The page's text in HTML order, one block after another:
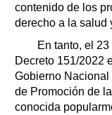
contenido de los
derecho a la salud
En tanto, el 23
Decreto 151/2022
Gobierno
de Promoción de
conocida